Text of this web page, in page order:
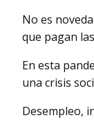
No es
que pagan
En esta
una crisis
Desempleo,